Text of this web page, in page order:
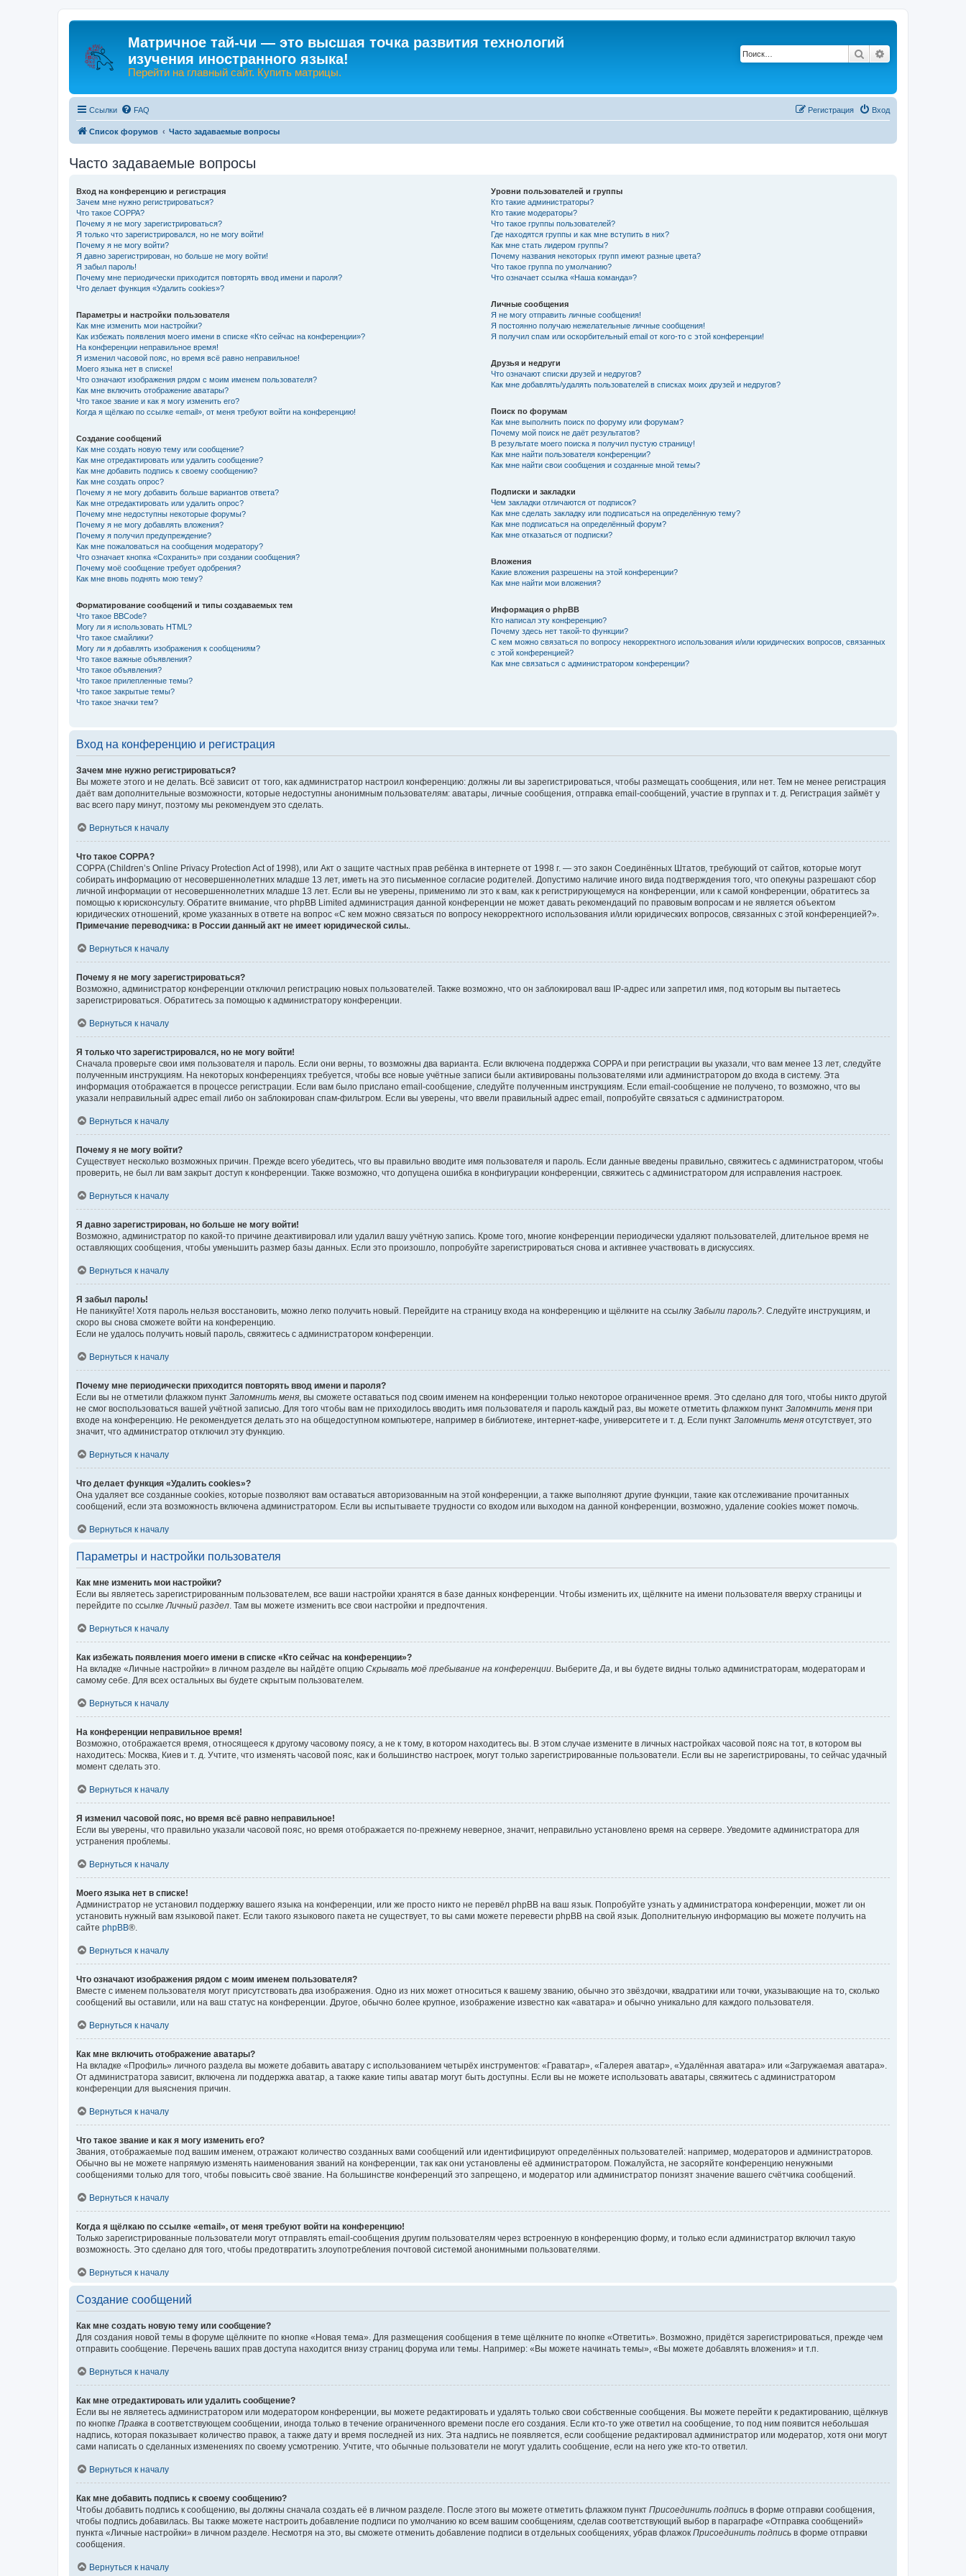
Матричное тай-чи — это высшая точка развития технологий
изучения иностранного языка!
Перейти на главный сайт. Купить матрицы.
Поиск
Ссылки FAQ Вход
Регистрация
Список форумов Часто задаваемые вопросы
Часто задаваемые вопросы
Вход на конференцию и регистрация
Зачем мне нужно регистрироваться?
Что такое COPPA?
Почему я не могу зарегистрироваться?
Я только что зарегистрировался, но не могу войти!
Почему я не могу войти?
Я давно зарегистрирован, но больше не могу войти!
Я забыл пароль!
Почему мне периодически приходится повторять ввод имени и пароля?
Что делает функция «Удалить cookies»?
Параметры и настройки пользователя
Как мне изменить мои настройки?
Как избежать появления моего имени в списке «Кто сейчас на конференции»?
На конференции неправильное время!
Я изменил часовой пояс, но время всё равно неправильное!
Моего языка нет в списке!
Что означают изображения рядом с моим именем пользователя?
Как мне включить отображение аватары?
Что такое звание и как я могу изменить его?
Когда я щёлкаю по ссылке «email», от меня требуют войти на конференцию!
Создание сообщений
Как мне создать новую тему или сообщение?
Как мне отредактировать или удалить сообщение?
Как мне добавить подпись к своему сообщению?
Как мне создать опрос?
Почему я не могу добавить больше вариантов ответа?
Как мне отредактировать или удалить опрос?
Почему мне недоступны некоторые форумы?
Почему я не могу добавлять вложения?
Почему я получил предупреждение?
Как мне пожаловаться на сообщения модератору?
Что означает кнопка «Сохранить» при создании сообщения?
Почему моё сообщение требует одобрения?
Как мне вновь поднять мою тему?
Форматирование сообщений и типы создаваемых тем
Что такое BBCode?
Могу ли я использовать HTML?
Что такое смайлики?
Могу ли я добавлять изображения к сообщениям?
Что такое важные объявления?
Что такое объявления?
Что такое прилепленные темы?
Что такое закрытые темы?
Что такое значки тем?
Уровни пользователей и группы
Кто такие администраторы?
Кто такие модераторы?
Что такое группы пользователей?
Где находятся группы и как мне вступить в них?
Как мне стать лидером группы?
Почему названия некоторых групп имеют разные цвета?
Что такое группа по умолчанию?
Что означает ссылка «Наша команда»?
Личные сообщения
Я не могу отправить личные сообщения!
Я постоянно получаю нежелательные личные сообщения!
Я получил спам или оскорбительный email от кого-то с этой конференции!
Друзья и недруги
Что означают списки друзей и недругов?
Как мне добавлять/удалять пользователей в списках моих друзей и недругов?
Поиск по форумам
Как мне выполнить поиск по форуму или форумам?
Почему мой поиск не даёт результатов?
В результате моего поиска я получил пустую страницу!
Как мне найти пользователя конференции?
Как мне найти свои сообщения и созданные мной темы?
Подписки и закладки
Чем закладки отличаются от подписок?
Как мне сделать закладку или подписаться на определённую тему?
Как мне подписаться на определённый форум?
Как мне отказаться от подписки?
Вложения
Какие вложения разрешены на этой конференции?
Как мне найти мои вложения?
Информация о phpBB
Кто написал эту конференцию?
Почему здесь нет такой-то функции?
С кем можно связаться по вопросу некорректного использования и/или юридических вопросов, связанных
с этой конференцией?
Как мне связаться с администратором конференции?
Вход на конференцию и регистрация
Зачем мне нужно регистрироваться?
Вы можете этого и не делать. Всё зависит от того, как администратор настроил конференцию: должны ли вы зарегистрироваться, чтобы размещать сообщения, или нет. Тем не менее регистрация
даёт вам дополнительные возможности, которые недоступны анонимным пользователям: аватары, личные сообщения, отправка email-сообщений, участие в группах и т. д. Регистрация займёт у
вас всего пару минут, поэтому мы рекомендуем это сделать.
Вернуться к началу
Что такое COPPA?
COPPA (Children’s Online Privacy Protection Act of 1998), или Акт о защите частных прав ребёнка в интернете от 1998 г. — это закон Соединённых Штатов, требующий от сайтов, которые могут
собирать информацию от несовершеннолетних младше 13 лет, иметь на это письменное согласие родителей. Допустимо наличие иного вида подтверждения того, что опекуны разрешают сбор
личной информации от несовершеннолетних младше 13 лет. Если вы не уверены, применимо ли это к вам, как к регистрирующемуся на конференции, или к самой конференции, обратитесь за
помощью к юрисконсульту. Обратите внимание, что phpBB Limited администрация данной конференции не может давать рекомендаций по правовым вопросам и не является объектом
юридических отношений, кроме указанных в ответе на вопрос «С кем можно связаться по вопросу некорректного использования и/или юридических вопросов, связанных с этой конференцией?».
Примечание переводчика: в России данный акт не имеет юридической силы.
Вернуться к началу
Почему я не могу зарегистрироваться?
Возможно, администратор конференции отключил регистрацию новых пользователей. Также возможно, что он заблокировал ваш IP-адрес или запретил имя, под которым вы пытаетесь
зарегистрироваться. Обратитесь за помощью к администратору конференции.
Вернуться к началу
Я только что зарегистрировался, но не могу войти!
Сначала проверьте свои имя пользователя и пароль. Если они верны, то возможны два варианта. Если включена поддержка COPPA и при регистрации вы указали, что вам менее 13 лет, следуйте
полученным инструкциям. На некоторых конференциях требуется, чтобы все новые учётные записи были активированы пользователями или администратором до входа в систему. Эта
информация отображается в процессе регистрации. Если вам было прислано email-сообщение, следуйте полученным инструкциям. Если email-сообщение не получено, то возможно, что вы
указали неправильный адрес email либо он заблокирован спам-фильтром. Если вы уверены, что ввели правильный адрес email, попробуйте связаться с администратором.
Вернуться к началу
Почему я не могу войти?
Существует несколько возможных причин. Прежде всего убедитесь, что вы правильно вводите имя пользователя и пароль. Если данные введены правильно, свяжитесь с администратором, чтобы
проверить, не был ли вам закрыт доступ к конференции. Также возможно, что допущена ошибка в конфигурации конференции, свяжитесь с администратором для исправления настроек.
Вернуться к началу
Я давно зарегистрирован, но больше не могу войти!
Возможно, администратор по какой-то причине деактивировал или удалил вашу учётную запись. Кроме того, многие конференции периодически удаляют пользователей, длительное время не
оставляющих сообщения, чтобы уменьшить размер базы данных. Если это произошло, попробуйте зарегистрироваться снова и активнее участвовать в дискуссиях.
Вернуться к началу
Я забыл пароль!
Не паникуйте! Хотя пароль нельзя восстановить, можно легко получить новый. Перейдите на страницу входа на конференцию и щёлкните на ссылку Забыли пароль? . Следуйте инструкциям, и
скоро вы снова сможете войти на конференцию.
Если не удалось получить новый пароль, свяжитесь с администратором конференции.
Вернуться к началу
Почему мне периодически приходится повторять ввод имени и пароля?
Если вы не отметили флажком пункт Запомнить меня , вы сможете оставаться под своим именем на конференции только некоторое ограниченное время. Это сделано для того, чтобы никто другой
не смог воспользоваться вашей учётной записью. Для того чтобы вам не приходилось вводить имя пользователя и пароль каждый раз, вы можете отметить флажком пункт Запомнить меня при
входе на конференцию. Не рекомендуется делать это на общедоступном компьютере, например в библиотеке, интернет-кафе, университете и т. д. Если пункт Запомнить меня отсутствует, это
значит, что администратор отключил эту функцию.
Вернуться к началу
Что делает функция «Удалить cookies»?
Она удаляет все созданные cookies, которые позволяют вам оставаться авторизованным на этой конференции, а также выполняют другие функции, такие как отслеживание прочитанных
сообщений, если эта возможность включена администратором. Если вы испытываете трудности со входом или выходом на данной конференции, возможно, удаление cookies может помочь.
Вернуться к началу
Параметры и настройки пользователя
Как мне изменить мои настройки?
Если вы являетесь зарегистрированным пользователем, все ваши настройки хранятся в базе данных конференции. Чтобы изменить их, щёлкните на имени пользователя вверху страницы и
перейдите по ссылке Личный раздел . Там вы можете изменить все свои настройки и предпочтения.
Вернуться к началу
Как избежать появления моего имени в списке «Кто сейчас на конференции»?
На вкладке «Личные настройки» в личном разделе вы найдёте опцию Скрывать моё пребывание на конференции . Выберите Да , и вы будете видны только администраторам, модераторам и
самому себе. Для всех остальных вы будете скрытым пользователем.
Вернуться к началу
На конференции неправильное время!
Возможно, отображается время, относящееся к другому часовому поясу, а не к тому, в котором находитесь вы. В этом случае измените в личных настройках часовой пояс на тот, в котором вы
находитесь: Москва, Киев и т. д. Учтите, что изменять часовой пояс, как и большинство настроек, могут только зарегистрированные пользователи. Если вы не зарегистрированы, то сейчас удачный
момент сделать это.
Вернуться к началу
Я изменил часовой пояс, но время всё равно неправильное!
Если вы уверены, что правильно указали часовой пояс, но время отображается по-прежнему неверное, значит, неправильно установлено время на сервере. Уведомите администратора для
устранения проблемы.
Вернуться к началу
Моего языка нет в списке!
Администратор не установил поддержку вашего языка на конференции, или же просто никто не перевёл phpBB на ваш язык. Попробуйте узнать у администратора конференции, может ли он
установить нужный вам языковой пакет. Если такого языкового пакета не существует, то вы сами можете перевести phpBB на свой язык. Дополнительную информацию вы можете получить на
сайте phpBB®.
Вернуться к началу
Что означают изображения рядом с моим именем пользователя?
Вместе с именем пользователя могут присутствовать два изображения. Одно из них может относиться к вашему званию, обычно это звёздочки, квадратики или точки, указывающие на то, сколько
сообщений вы оставили, или на ваш статус на конференции. Другое, обычно более крупное, изображение известно как «аватара» и обычно уникально для каждого пользователя.
Вернуться к началу
Как мне включить отображение аватары?
На вкладке «Профиль» личного раздела вы можете добавить аватару с использованием четырёх инструментов: «Граватар», «Галерея аватар», «Удалённая аватара» или «Загружаемая аватара».
От администратора зависит, включена ли поддержка аватар, а также какие типы аватар могут быть доступны. Если вы не можете использовать аватары, свяжитесь с администратором
конференции для выяснения причин.
Вернуться к началу
Что такое звание и как я могу изменить его?
Звания, отображаемые под вашим именем, отражают количество созданных вами сообщений или идентифицируют определённых пользователей: например, модераторов и администраторов.
Обычно вы не можете напрямую изменять наименования званий на конференции, так как они установлены её администратором. Пожалуйста, не засоряйте конференцию ненужными
сообщениями только для того, чтобы повысить своё звание. На большинстве конференций это запрещено, и модератор или администратор понизят значение вашего счётчика сообщений.
Вернуться к началу
Когда я щёлкаю по ссылке «email», от меня требуют войти на конференцию!
Только зарегистрированные пользователи могут отправлять email-сообщения другим пользователям через встроенную в конференцию форму, и только если администратор включил такую
возможность. Это сделано для того, чтобы предотвратить злоупотребления почтовой системой анонимными пользователями.
Вернуться к началу
Создание сообщений
Как мне создать новую тему или сообщение?
Для создания новой темы в форуме щёлкните по кнопке «Новая тема». Для размещения сообщения в теме щёлкните по кнопке «Ответить». Возможно, придётся зарегистрироваться, прежде чем
отправить сообщение. Перечень ваших прав доступа находится внизу страниц форума или темы. Например: «Вы можете начинать темы», «Вы можете добавлять вложения» и т.п.
Вернуться к началу
Как мне отредактировать или удалить сообщение?
Если вы не являетесь администратором или модератором конференции, вы можете редактировать и удалять только свои собственные сообщения. Вы можете перейти к редактированию, щёлкнув
по кнопке Правка в соответствующем сообщении, иногда только в течение ограниченного времени после его создания. Если кто-то уже ответил на сообщение, то под ним появится небольшая
надпись, которая показывает количество правок, а также дату и время последней из них. Эта надпись не появляется, если сообщение редактировал администратор или модератор, хотя они могут
сами написать о сделанных изменениях по своему усмотрению. Учтите, что обычные пользователи не могут удалить сообщение, если на него уже кто-то ответил.
Вернуться к началу
Как мне добавить подпись к своему сообщению?
Чтобы добавить подпись к сообщению, вы должны сначала создать её в личном разделе. После этого вы можете отметить флажком пункт Присоединить подпись в форме отправки сообщения,
чтобы подпись добавилась. Вы также можете настроить добавление подписи по умолчанию ко всем вашим сообщениям, сделав соответствующий выбор в параграфе «Отправка сообщений»
пункта «Личные настройки» в личном разделе. Несмотря на это, вы сможете отменить добавление подписи в отдельных сообщениях, убрав флажок Присоединить подпись в форме отправки
сообщения.
Вернуться к началу